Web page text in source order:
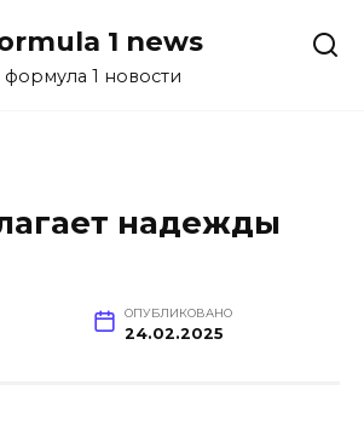
1 news
формула 1 новости
надежды
ОПУБЛИКОВАНО
24.02.2025